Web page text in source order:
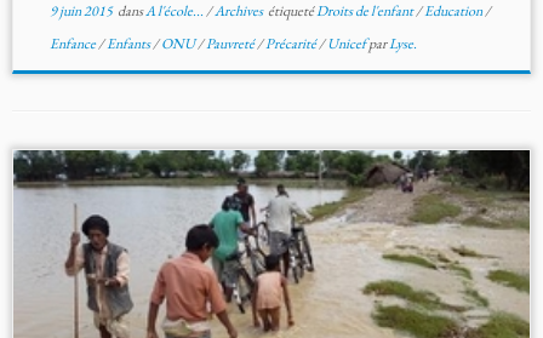
9 juin 2015dansA l'école.../Archives étiquetéDroits de l'enfant/Education/
Enfance/Enfants/ONU/Pauvreté/Précarité/UnicefparLyse.